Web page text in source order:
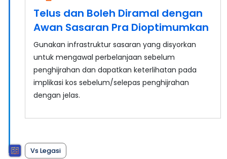
Telus dan Boleh Diramal dengan
Awan Sasaran Pra Dioptimumkan
Gunakan infrastruktur sasaran yang disyorkan
untuk mengawal perbelanjaan sebelum
penghijrahan dan dapatkan keterlihatan pada
implikasi kos sebelum/selepas penghijrahan
dengan jelas.
Vs Legasi